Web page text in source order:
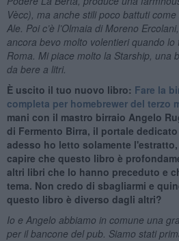
Vècc), ma anche stili poco battuti
Ale. Poi c’è l’Olmaia di Moreno
ancora bevo molto volentieri quando lo
Roma. Mi piace molto la Starship, una
da bere a litri.
È uscito il tuo nuovo libro: Fare la
completa per homebrewer del terzo
mani con il mastro birraio Angelo
di Fermento Birra, il portale
adesso ho letto solamente
capire che questo libro è
altri libri che lo hanno preceduto e
tema. Non credo di sbagliarmi e
questo libro è diverso dagli altri?
Io e Angelo abbiamo in comune una
per il bancone del pub. Siamo stati